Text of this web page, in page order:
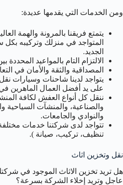
ومن الخدمات التي يقدمها عديدة:
يتمتع فريقنا بالمرونة والهمة
المتواجد في منزلك وتركيبه
الجديد.
الالتزام التام بالمواعيد المحددة
المصداقية والثقة والأمان في
يتواجد لدينا شاحنات وسيارات
على يد أفضل العمال الماهرين
ننقل كل أنواع العفش لكافة
والصناعية، والمنشآت السياحية
والنوادي والجامعات.
تتواجد لدى شركتنا خدمات
تنظيف، تركيب، صيانة ).
نقل وتخزين اثاث
هل تريد تخزين الاثاث الموجود في
عاجل وتريد إخلاء الشركة بسرعة؟